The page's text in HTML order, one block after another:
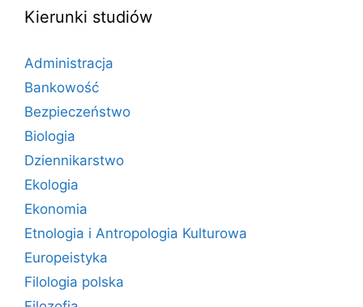
Kierunki studiów
Administracja
Bankowość
Bezpieczeństwo
Biologia
Dziennikarstwo
Ekologia
Ekonomia
Etnologia i Antropologia Kulturowa
Europeistyka
Filologia polska